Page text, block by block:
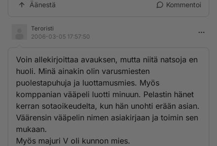
Äänestä Kommentoi
Teroristi
2006-03-05 17:57:50
Voin allekirjoittaa avauksen, mutta niitä natsoja en
huoli. Minä ainakin olin varusmiesten
puolestapuhuja ja luottamusmies. Myös
komppanian vääpeli luotti minuun. Pelastin hänet
kerran sotaoikeudelta, kun hän unohti erään asian.
Väärensin vääpelin nimen asiakirjaan ja toimin sen
mukaan.
Myös majuri V oli kunnon mies.